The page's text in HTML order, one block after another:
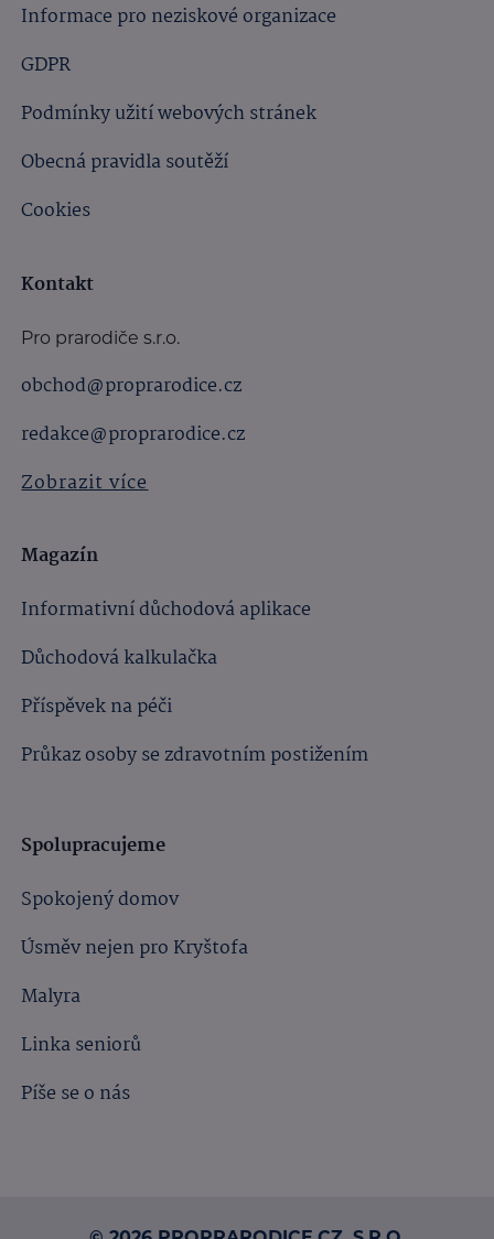
Informace pro neziskové organizace
GDPR
Podmínky užití webových stránek
Obecná pravidla soutěží
Cookies
Kontakt
Pro prarodiče s.r.o.
obchod@proprarodice.cz
redakce@proprarodice.cz
Zobrazit více
Magazín
Informativní důchodová aplikace
Důchodová kalkulačka
Příspěvek na péči
Průkaz osoby se zdravotním postižením
Spolupracujeme
Spokojený domov
Úsměv nejen pro Kryštofa
Malyra
Linka seniorů
Píše se o nás